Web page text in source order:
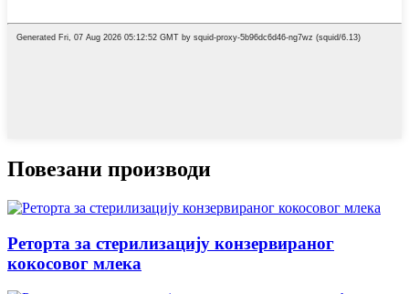
Повезани производи
Реторта за стерилизацију конзервираног
кокосовог млека